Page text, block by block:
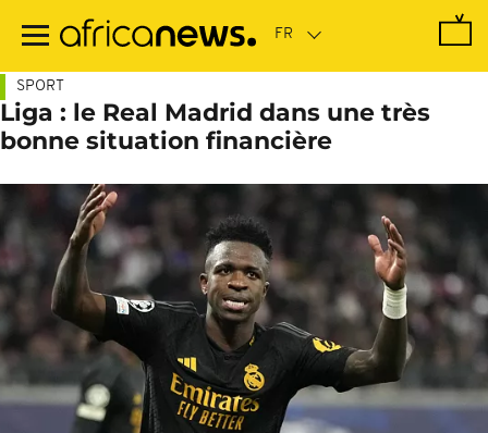
contenu
SPORT
Liga : le Real Madrid dans une très
bonne situation financière